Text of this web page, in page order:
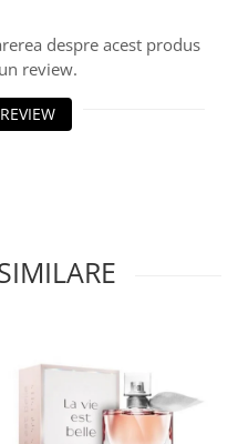
despre acest produs
review.